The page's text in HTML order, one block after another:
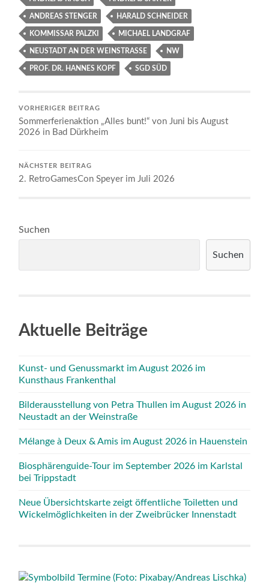
ANDREAS STENGER HARALD SCHNEIDER
KOMMISSAR PALZKI MICHAEL LANDGRAF
NEUSTADT AN DER WEINSTRASSE NW
PROF. DR. HANNES KOPF SGD SÜD
VORHERIGER BEITRAG
Sommerferienaktion „Alles bunt!“ von Juni bis August
2026 in Bad Dürkheim
NÄCHSTER BEITRAG
2. RetroGamesCon Speyer im Juli 2026
Suchen
Suchen
Aktuelle Beiträge
Kunst- und Genussmarkt im August 2026 im
Kunsthaus Frankenthal
Bilderausstellung von Petra Thullen im August 2026 in
Neustadt an der Weinstraße
Mélange à Deux & Amis im August 2026 in Hauenstein
Biosphärenguide-Tour im September 2026 im Karlstal
bei Trippstadt
Neue Übersichtskarte zeigt öffentliche Toiletten und
Wickelmöglichkeiten in der Zweibrücker Innenstadt